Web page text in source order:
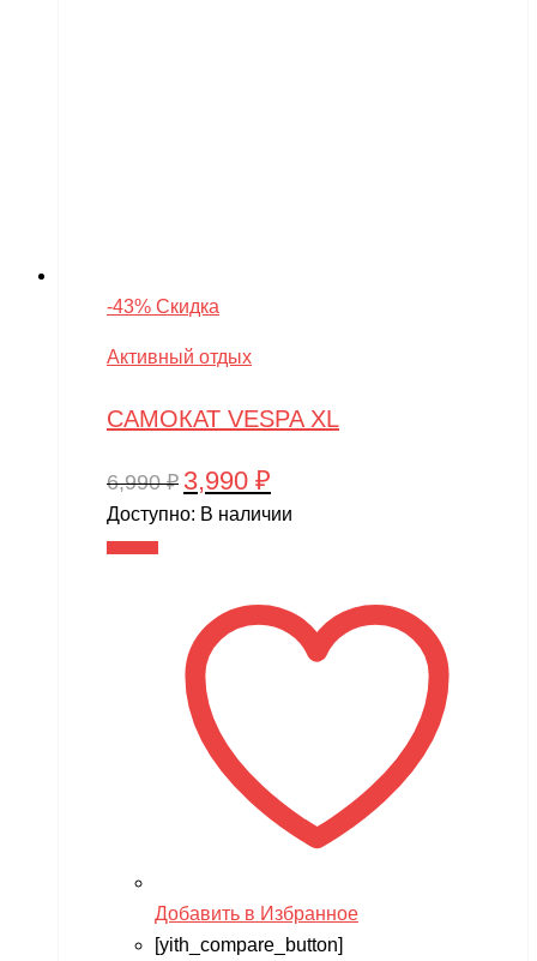
-43% Скидка
Активный отдых
САМОКАТ VESPA XL
6,990₽ Первоначальная
цена
3,990 ₽
цена:
Доступно: В наличии
Добавить в Избранное
[yith_compare_button]